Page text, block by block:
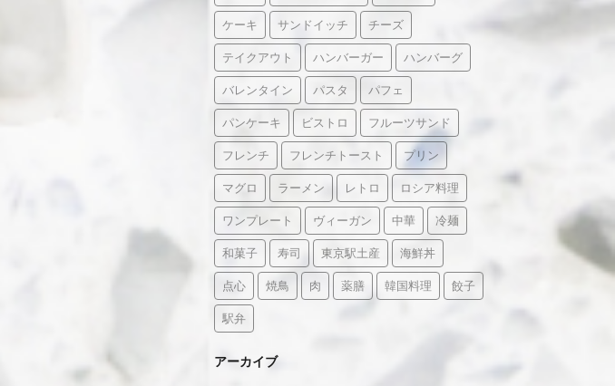
ケーキ サンドイッチ チーズ
テイクアウト ハンバーガー ハンバーグ
バレンタイン パスタ パフェ
パンケーキ ビストロ フルーツサンド
フレンチ フレンチトースト プリン
マグロ ラーメン レトロ ロシア料理
ワンプレート ヴィーガン 中華 冷麺
和菓子 寿司 東京駅土産 海鮮丼
点心 焼鳥 肉 薬膳 韓国料理 餃子
駅弁
アーカイブ